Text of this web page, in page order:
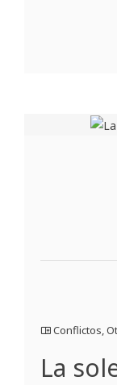
Conflictos,
La